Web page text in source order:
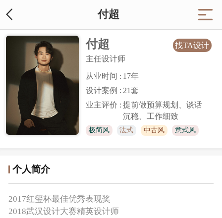
付超
付超
主任设计师
从业时间 : 17年
设计案例 : 21套
业主评价 : 提前做预算规划、谈话
沉稳、工作细致
极简风 法式 中古风 意式风
找TA设计
个人简介
2017红玺杯最佳优秀表现奖
2018武汉设计大赛精英设计师